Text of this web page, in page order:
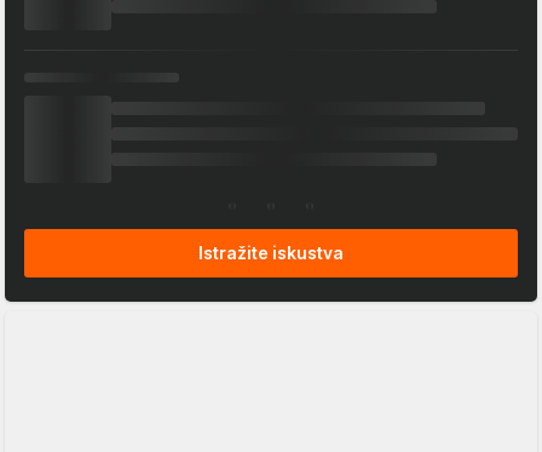
Istražite iskustva